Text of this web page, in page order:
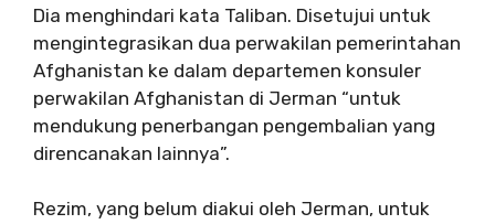
Dia menghindari kata Taliban. Disetujui untuk
mengintegrasikan dua perwakilan pemerintahan
Afghanistan ke dalam departemen konsuler
perwakilan Afghanistan di Jerman “untuk
mendukung penerbangan pengembalian yang
direncanakan lainnya”.
Rezim, yang belum diakui oleh Jerman, untuk